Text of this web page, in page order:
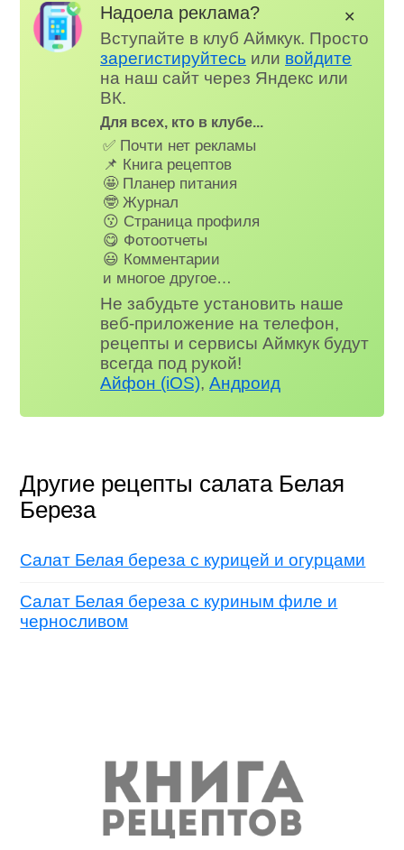
Надоела реклама?
Вступайте в клуб Аймкук. Просто
зарегистируйтесь или войдите
на наш сайт через Яндекс или
ВК.
Для всех, кто в клубе...
✅ Почти нет рекламы
📌 Книга рецептов
🤩 Планер питания
🤓 Журнал
😗 Страница профиля
😋 Фотоотчеты
😃 Комментарии
и многое другое…
Не забудьте установить наше
веб-приложение на телефон,
рецепты и сервисы Аймкук будут
всегда под рукой!
Айфон (iOS),Андроид
✕
Другие рецепты салата Белая
Береза
Салат Белая береза с курицей и огурцами
Салат Белая береза с куриным филе и
черносливом